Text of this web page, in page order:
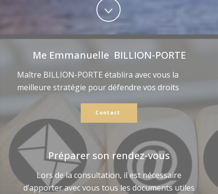
Me Emmanuelle BILLION-PORTE
Maître BILLION-PORTE établira avec vous la
meilleure stratégie pour défendre vos droits
Contact
Préparer son rendez-vous
Lors de la consultation, il est nécessaire
d’apporter avec vous tous les documents utiles